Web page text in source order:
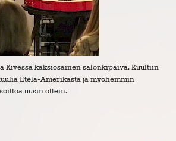
Kivessä kaksiosainen salonkipäivä. Kuultiin
Etelä-Amerikasta ja myöhemmin
uusin ottein.